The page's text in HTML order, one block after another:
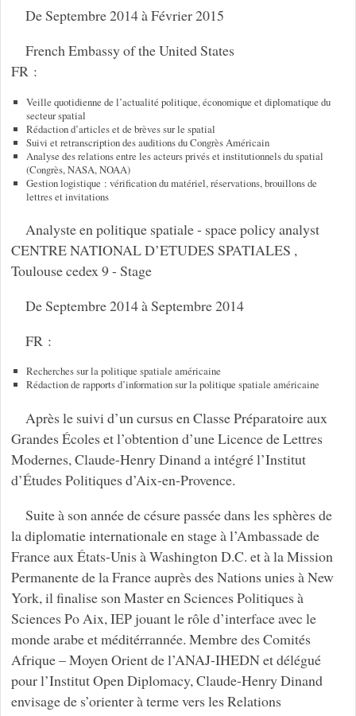
De Septembre 2014 à Février 2015
French Embassy of the United States
FR :
Veille quotidienne de l’actualité politique, économique et diplomatique du
secteur spatial
Rédaction d’articles et de brèves sur le spatial
Suivi et retranscription des auditions du Congrès Américain
Analyse des relations entre les acteurs privés et institutionnels du spatial
(Congrès, NASA, NOAA)
Gestion logistique : vérification du matériel, réservations, brouillons de
lettres et invitations
Analyste en politique spatiale - space policy analyst
CENTRE NATIONAL D’ETUDES SPATIALES ,
Toulouse cedex 9 - Stage
De Septembre 2014 à Septembre 2014
FR :
Recherches sur la politique spatiale américaine
Rédaction de rapports d’information sur la politique spatiale américaine
Après le suivi d’un cursus en Classe Préparatoire aux
Grandes Écoles et l’obtention d’une Licence de Lettres
Modernes, Claude-Henry Dinand a intégré l’Institut
d’Études Politiques d’Aix-en-Provence.
Suite à son année de césure passée dans les sphères de
la diplomatie internationale en stage à l’Ambassade de
France aux États-Unis à Washington D.C. et à la Mission
Permanente de la France auprès des Nations unies à New
York, il finalise son Master en Sciences Politiques à
Sciences Po Aix, IEP jouant le rôle d’interface avec le
monde arabe et méditérrannée. Membre des Comités
Afrique – Moyen Orient de l’ANAJ-IHEDN et délégué
pour l’Institut Open Diplomacy, Claude-Henry Dinand
envisage de s’orienter à terme vers les Relations